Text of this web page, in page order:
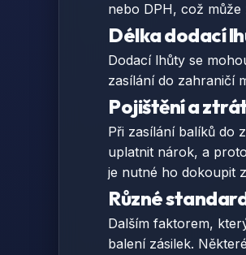
nebo DPH, což
Délka dodací
Dodací lhůty se
zasílání do zahraničí
Pojištění a
Při zasílání balíků do
uplatnit nárok, a
je nutné ho dokoupit
Různé
Dalším faktorem,
balení zásilek.